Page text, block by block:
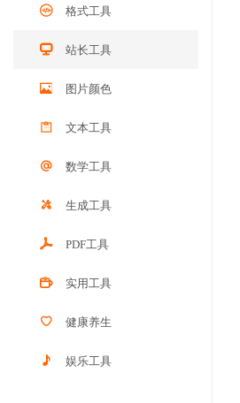
格式工具
站长工具
图片颜色
文本工具
数学工具
生成工具
PDF工具
实用工具
健康养生
娱乐工具